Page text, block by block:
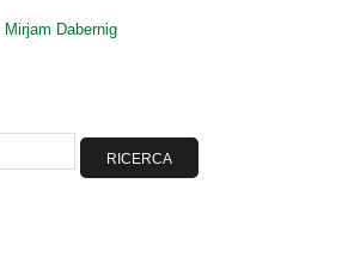
Mirjam Dabernig